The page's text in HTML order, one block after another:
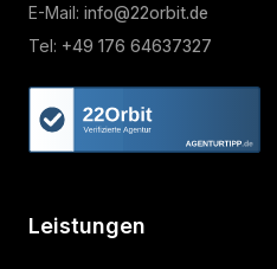
E-Mail: info@22orbit.de
Tel: +49 176 64637327
Leistungen